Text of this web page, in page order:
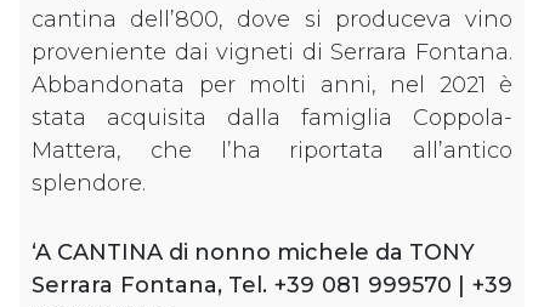
cantina dell’800, dove si produceva vino
proveniente dai vigneti di Serrara Fontana.
Abbandonata per molti anni, nel 2021 è
stata acquisita dalla famiglia Coppola-
Mattera, che l’ha riportata all’antico
splendore.
‘A CANTINA di nonno michele da TONY
Serrara Fontana, Tel. +39 081 999570 | +39